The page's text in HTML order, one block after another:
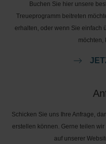
Buchen Sie hier unsere
Treueprogramm beitreten
erhalten, oder wenn Sie einfach
möchten,
Schicken Sie uns Ihre Anfrage,
erstellen können. Gerne teilen
auf unserer